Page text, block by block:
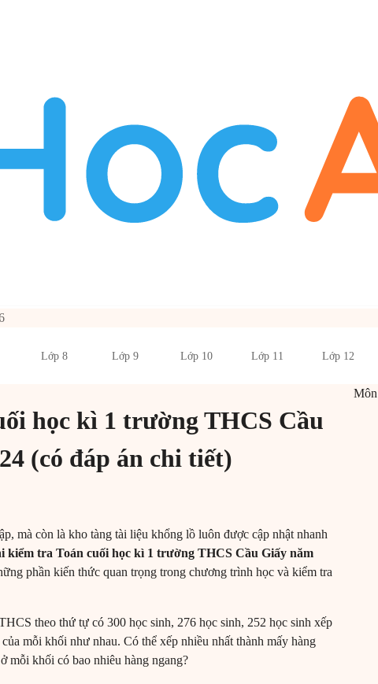
Lớp 8 Lớp 9 Lớp 10 Lớp 11 Lớp 12
học kì 1 trường THCS Cầu
(có đáp án chi tiết)
mà còn là kho tàng tài liệu khổng lồ luôn được cập nhật nhanh
kiểm tra Toán cuối học kì 1 trường THCS Cầu Giấy năm
phần kiến thức quan trọng trong chương trình học và kiểm tra
theo thứ tự có 300 học sinh, 276 học sinh, 252 học sinh xếp
mỗi khối như nhau. Có thể xếp nhiều nhất thành mấy hàng
mỗi khối có bao nhiêu hàng ngang?
Môn